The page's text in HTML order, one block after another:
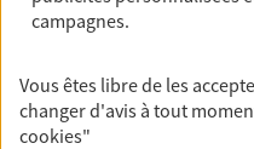
Prévoyance
campagnes.
Vous êtes libre de les
changer d'avis à tout
cookies"